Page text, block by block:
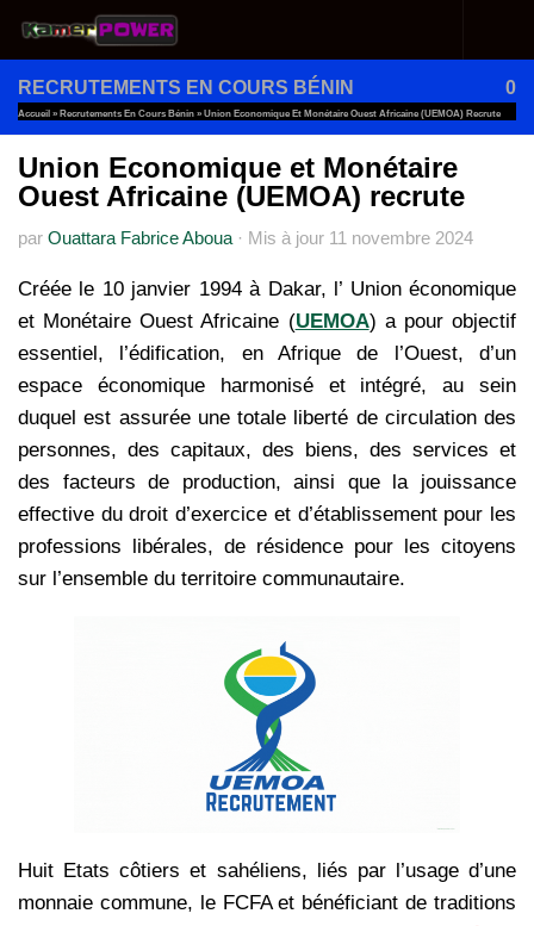
Au dessous du contenu
RECRUTEMENTS EN COURS BÉNIN 0
Accueil » Recrutements En Cours Bénin » Union Economique Et Monétaire Ouest Africaine (UEMOA) Recrute
Union Economique et Monétaire
Ouest Africaine (UEMOA) recrute
par Ouattara Fabrice Aboua · Mis à jour 11 novembre 2024
Créée le 10 janvier 1994 à Dakar, l’ Union économique
et Monétaire Ouest Africaine (UEMOA) a pour objectif
essentiel, l’édification, en Afrique de l’Ouest, d’un
espace économique harmonisé et intégré, au sein
duquel est assurée une totale liberté de circulation des
personnes, des capitaux, des biens, des services et
des facteurs de production, ainsi que la jouissance
effective du droit d’exercice et d’établissement pour les
professions libérales, de résidence pour les citoyens
sur l’ensemble du territoire communautaire.
Huit Etats côtiers et sahéliens, liés par l’usage d’une
monnaie commune, le FCFA et bénéficiant de traditions